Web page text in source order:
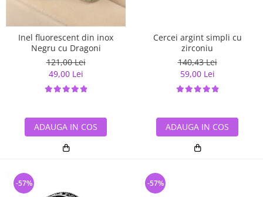
Inel fluorescent din inox
Negru cu Dragoni
121,00 Lei
49,00 Lei
ADAUGA IN COS
Cercei argint simpli cu
zirconiu
140,43 Lei
59,00 Lei
ADAUGA IN COS
-57% -57%